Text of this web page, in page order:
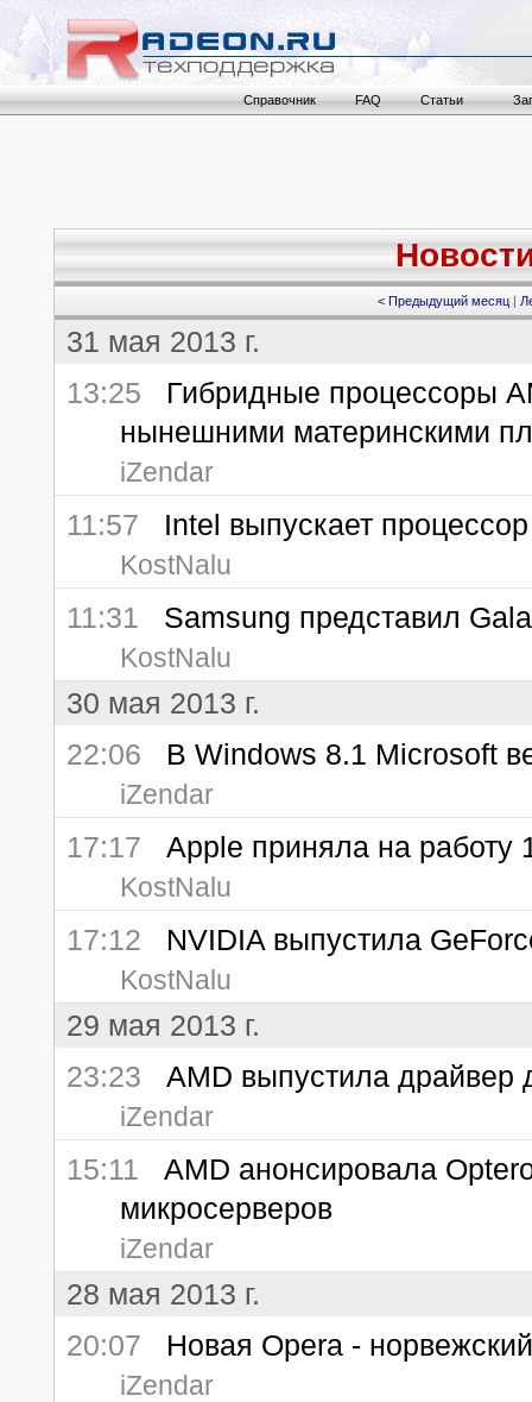
Справочник FAQ Статьи
< Предыдущий месяц |
31 мая 2013 г.
13:25 Гибридные процессоры
нынешними материнскими
iZendar
11:57 Intel выпускает
KostNalu
11:31 Samsung представил
KostNalu
30 мая 2013 г.
22:06 В Windows 8.1 Microsoft
iZendar
17:17 Apple приняла на работу
KostNalu
17:12 NVIDIA выпустила
KostNalu
29 мая 2013 г.
23:23 AMD выпустила драйвер
iZendar
15:11 AMD анонсировала
микросерверов
iZendar
28 мая 2013 г.
20:07 Новая Opera -
iZendar